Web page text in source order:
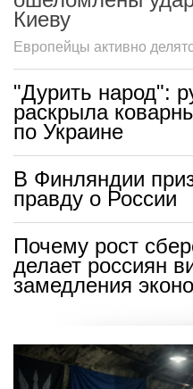
Киеву
Европейцы активно
"Дурить народ":
раскрыла
по Украине
В Финляндии
правду о России
Почему рост
делает россиян
замедления